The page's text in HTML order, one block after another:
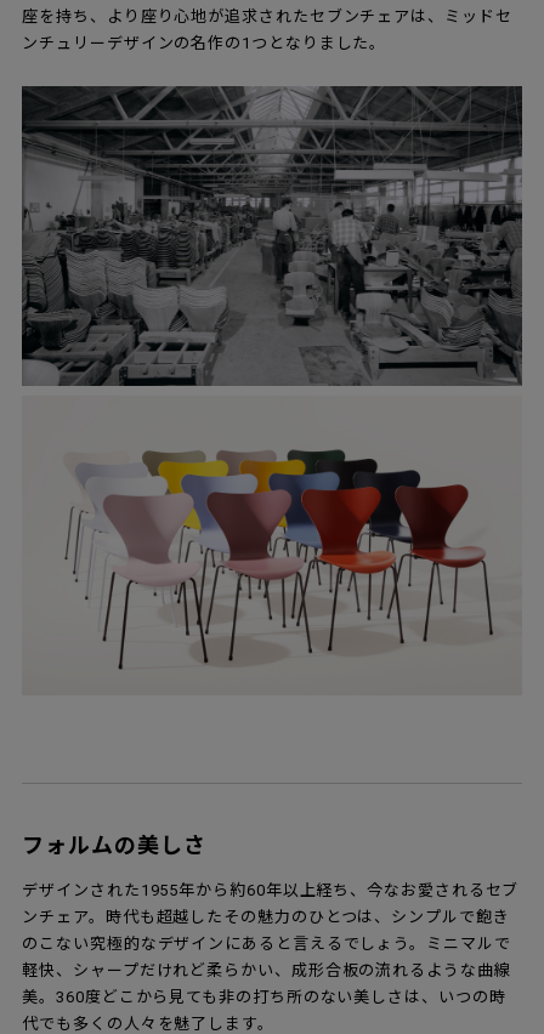
座を持ち、より座り心地が追求されたセブンチェアは、ミッドセ
ンチュリーデザインの名作の1つとなりました。
フォルムの美しさ
デザインされた1955年から約60年以上経ち、今なお愛されるセブ
ンチェア。時代も超越したその魅力のひとつは、シンプルで飽き
のこない究極的なデザインにあると言えるでしょう。ミニマルで
軽快、シャープだけれど柔らかい、成形合板の流れるような曲線
美。360度どこから見ても非の打ち所のない美しさは、いつの時
代でも多くの人々を魅了します。